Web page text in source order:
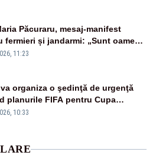
Păcuraru, mesaj-manifest
fermieri și jandarmi: „Sunt oameni
nu sunt răufăcători”
11:23
va organiza o şedinţă de urgenţă
planurile FIFA pentru Cupa
10:33